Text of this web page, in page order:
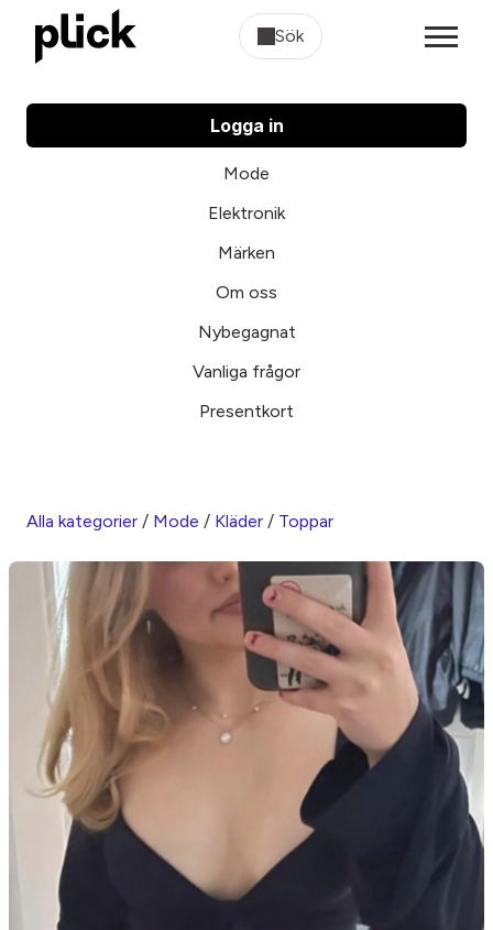
Sök
Logga in
Mode
Elektronik
Märken
Om oss
Nybegagnat
Vanliga frågor
Presentkort
Alla kategorier / Mode / Kläder / Toppar